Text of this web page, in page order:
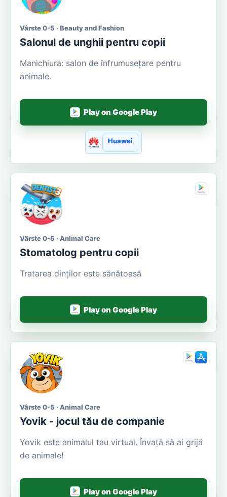
Vârste 0-5 · Beauty and Fashion
Salonul de unghii pentru copii
Manichiura: salon de înfrumusețare pentru
animale.
Play on Google Play
Huawei
Vârste 0-5 · Animal Care
Stomatolog pentru copii
Tratarea dinților este sănătoasă
Play on Google Play
Vârste 0-5 · Animal Care
Yovik - jocul tău de companie
Yovik este animalul tau virtual. Învață să ai grijă
de animale!
Play on Google Play